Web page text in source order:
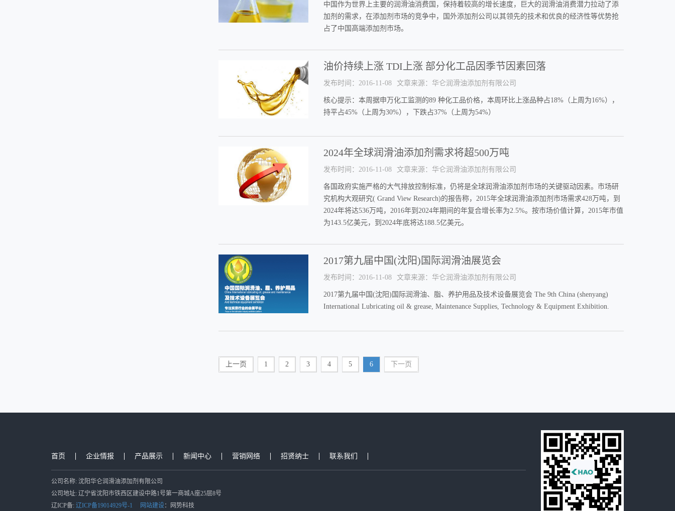
中国作为世界上主要的润滑油消费国，保持着较高的增长速度，巨大的润滑油消费潜力拉动了添
加剂的需求，在添加剂市场的竞争中，国外添加剂公司以其领先的技术和优良的经济性等优势抢
占了中国高端添加剂市场。
油价持续上涨 TDI上涨 部分化工品因季节因素回落
发布时间：2016-11-08 文章来源：华仑润滑油添加剂有限公司
​核心提示：本周据申万化工监测的89 种化工品价格，本周环比上涨品种占18%（上周为16%），
持平占45%（上周为30%），下跌占37%（上周为54%）
2024年全球润滑油添加剂需求将超500万吨
发布时间：2016-11-08 文章来源：华仑润滑油添加剂有限公司
​各国政府实施严格的大气排放控制标准，仍将是全球润滑油添加剂市场的关键驱动因素。市场研
究机构大观研究( Grand View Research)的报告称，2015年全球润滑油添加剂市场需求428万吨，到
2024年将达536万吨，2016年到2024年期间的年复合增长率为2.5%。按市场价值计算，2015年市值
为143.5亿美元，到2024年底将达188.5亿美元。
2017第九届中国(沈阳)国际润滑油展览会
发布时间：2016-11-08 文章来源：华仑润滑油添加剂有限公司
2017第九届中国(沈阳)国际润滑油、脂、养护用品及技术设备展览会 The 9th China (shenyang)
International Lubricating oil & grease, Maintenance Supplies, Technology & Equipment Exhibition.
上一页 1 2 3 4 5 6 下一页
首页 企业情报 产品展示 新闻中心 营销网络 招贤纳士 联系我们
公司名称: 沈阳华仑润滑油添加剂有限公司
公司地址: 辽宁省沈阳市铁西区建设中路1号第一商城A座25层8号
辽ICP备: 辽ICP备19014929号-1 网站建设：网势科技